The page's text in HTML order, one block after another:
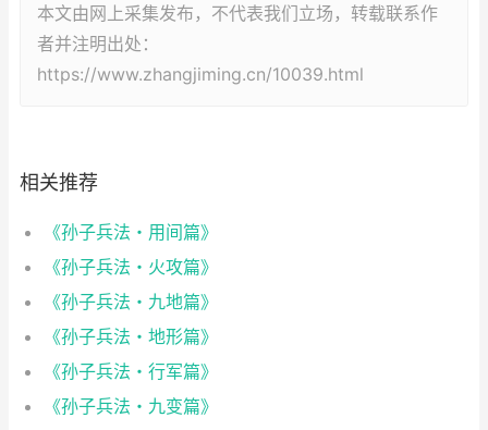
本文由网上采集发布，不代表我们立场，转载联系作
者并注明出处：
https://www.zhangjiming.cn/10039.html
相关推荐
《孙子兵法・用间篇》
《孙子兵法・火攻篇》
《孙子兵法・九地篇》
《孙子兵法・地形篇》
《孙子兵法・行军篇》
《孙子兵法・九变篇》